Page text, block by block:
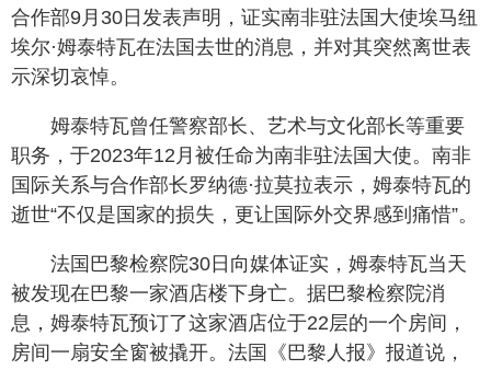
合作部9月30日发表声明，证实南非驻法国大使埃马纽
埃尔·姆泰特瓦在法国去世的消息，并对其突然离世表
示深切哀悼。
姆泰特瓦曾任警察部长、艺术与文化部长等重要
职务，于2023年12月被任命为南非驻法国大使。南非
国际关系与合作部长罗纳德·拉莫拉表示，姆泰特瓦的
逝世“不仅是国家的损失，更让国际外交界感到痛惜”。
法国巴黎检察院30日向媒体证实，姆泰特瓦当天
被发现在巴黎一家酒店楼下身亡。据巴黎检察院消
息，姆泰特瓦预订了这家酒店位于22层的一个房间，
房间一扇安全窗被撬开。法国《巴黎人报》报道说，